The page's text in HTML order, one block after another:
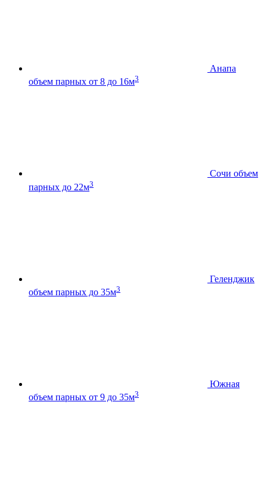
Анапа
объем парных от 8 до 16м3
Сочи объем
парных до 22м3
Геленджик
объем парных до 35м3
Южная
объем парных от 9 до 35м3